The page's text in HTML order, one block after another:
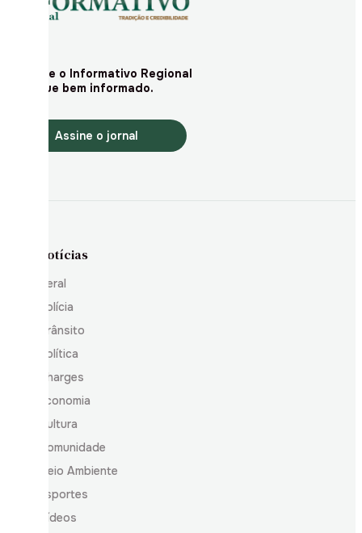
Assine o Informativo Regional
e fique bem informado.
Assine o jornal
Notícias
Geral
Polícia
Trânsito
Política
Charges
Economia
Cultura
Comunidade
Meio Ambiente
Esportes
Vídeos